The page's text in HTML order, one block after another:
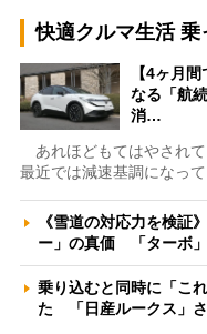
快適クルマ生活
【4ヶ月
なる「航
消…
あれほどもてはやされて
最近では減速基調になっ
《雪道の対応力を検証
ー」の真価 「ターボ
乗り込むと同時に「こ
た 「日産ルークス」